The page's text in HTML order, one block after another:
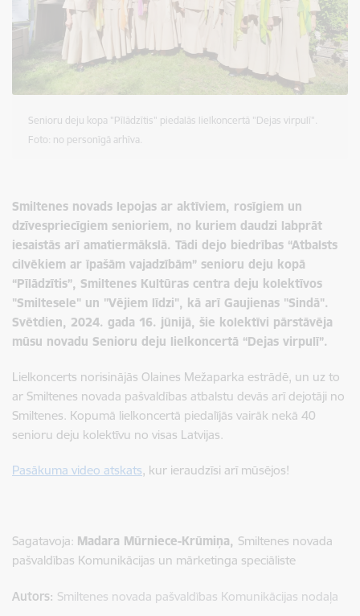
Senioru deju kopa "Pīlādzītis" piedalās lielkoncertā "Dejas virpulī".
Foto: no personīgā arhīva.
Smiltenes novads lepojas ar aktīviem, rosīgiem un
dzīvespriecīgiem senioriem, no kuriem daudzi labprāt
iesaistās arī amatiermākslā. Tādi dejo biedrības “Atbalsts
cilvēkiem ar īpašām vajadzībām” senioru deju kopā
“Pīlādzītis”, Smiltenes Kultūras centra deju kolektīvos
"Smiltesele" un "Vējiem līdzi", kā arī Gaujienas "Sindā".
Svētdien, 2024. gada 16. jūnijā, šie kolektīvi pārstāvēja
mūsu novadu Senioru deju lielkoncertā “Dejas virpulī”.
Lielkoncerts norisinājās Olaines Mežaparka estrādē, un uz to
ar Smiltenes novada pašvaldības atbalstu devās arī dejotāji no
Smiltenes. Kopumā lielkoncertā piedalījās vairāk nekā 40
senioru deju kolektīvu no visas Latvijas.
Pasākuma video atskats, kur ieraudzīsi arī mūsējos!
Sagatavoja: Madara Mūrniece-Krūmiņa, Smiltenes novada
pašvaldības Komunikācijas un mārketinga speciāliste
Autors: Smiltenes novada pašvaldības Komunikācijas nodaļa